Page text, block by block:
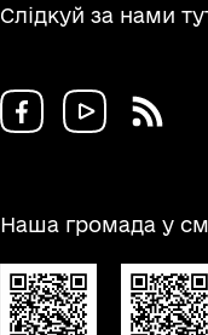
Слідкуй за нами
Наша громада у